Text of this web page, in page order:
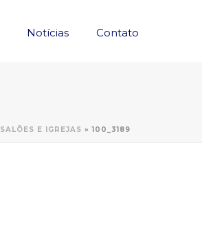
Notícias Contato
SALÕES E IGREJAS »100_3189